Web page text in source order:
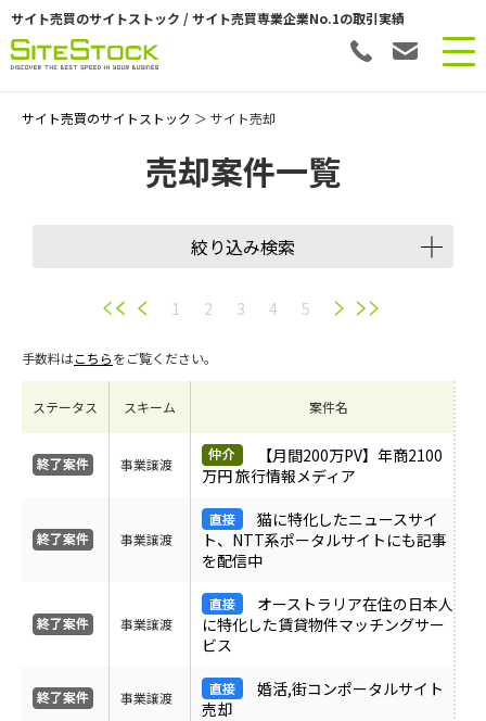
サイト売買のサイトストック / サイト売買専業企業No.1の取引実績
サイト売買のサイトストック ＞ サイト売却
売却案件一覧
絞り込み検索
譲渡スキーム
会員数
希望価格
サイト形態
カテゴリ
1 2 3 4 5
手数料はこちらをご覧ください。
ステータス スキーム 案件名
事業譲渡
【月間200万PV】年商2100
万円 旅行情報メディア
事業譲渡
猫に特化したニュースサイ
ト、NTT系ポータルサイトにも記事
を配信中
事業譲渡
オーストラリア在住の日本人
に特化した賃貸物件マッチングサー
ビス
事業譲渡
婚活,街コンポータルサイト
売却